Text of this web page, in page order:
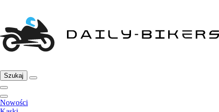
Szukaj
Nowości